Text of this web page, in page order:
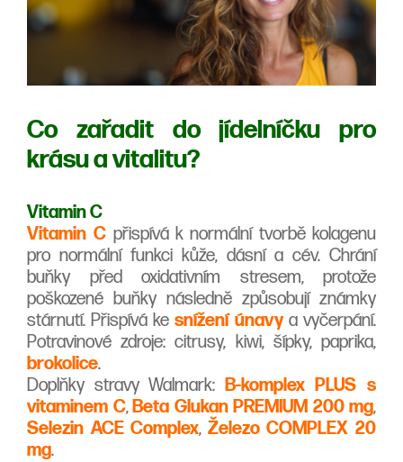
Co zařadit do jídelníčku pro
krásu a vitalitu?
Vitamin C
Vitamin C přispívá k normální tvorbě kolagenu
pro normální funkci kůže, dásní a cév. ​Chrání
buňky před oxidativním stresem, protože
poškozené buňky následně způsobují známky
stárnutí. Přispívá ke snížení únavya vyčerpání.
Potravinové zdroje: citrusy, kiwi, šípky, paprika,
brokolice.
Doplňky stravy Walmark: B-komplex PLUS s
vitaminem C, Beta Glukan PREMIUM 200 mg,
Selezin ACE Complex, Železo COMPLEX 20
mg.